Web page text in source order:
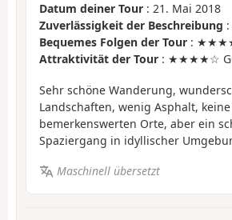
Datum deiner Tour : 21. Mai 2018
Zuverlässigkeit der Beschreibung
Bequemes Folgen der Tour :
Attraktivität der Tour : ★★★★☆
Sehr schöne Wanderung,
Landschaften, wenig Asphalt,
bemerkenswerten Orte, aber ein
Spaziergang in idyllischer
Maschinell übersetzt